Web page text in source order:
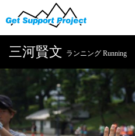
三河賢文 ランニング Running